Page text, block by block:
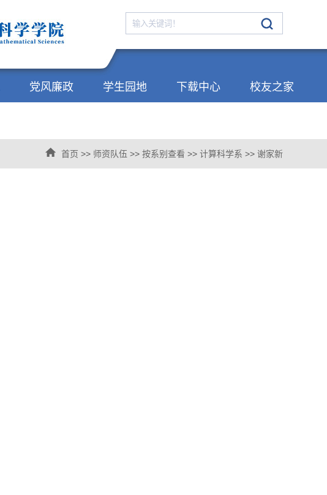
党风廉政 学生园地 下载中心 校友之家
首页 >> 师资队伍 >> 按系别查看 >> 计算科学系 >> 谢家新